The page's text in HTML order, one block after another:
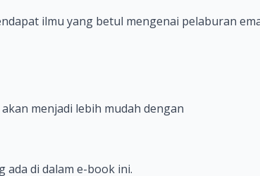
ilmu yang betul mengenai pelaburan
menjadi lebih mudah dengan
ada di dalam e-book ini.